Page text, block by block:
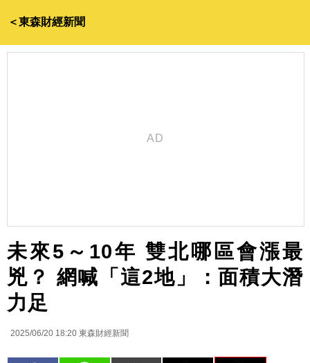
＜東森財經新聞
未來5～10年 雙北哪區會漲最
兇？ 網喊「這2地」：面積大潛
力足
2025/06/20 18:20 東森財經新聞